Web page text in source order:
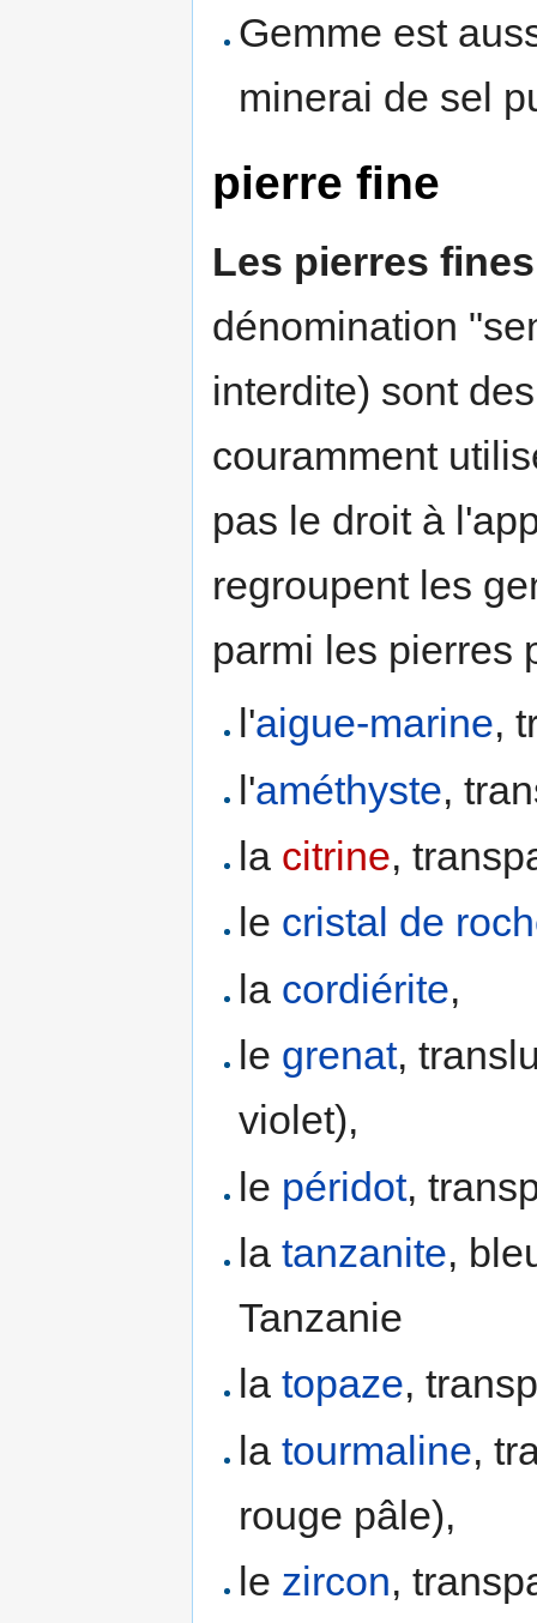
Gemme est
minerai de sel
pierre fine
Les pierres fines
dénomination
interdite) sont
couramment
pas le droit à
regroupent les
parmi les pierres
l'aigue-marine,
l'améthyste,
la citrine,
le cristal de
la cordiérite,
le grenat,
violet),
le péridot,
latanzanite,
Tanzanie
latopaze,
latourmaline,
rouge pâle),
le zircon,